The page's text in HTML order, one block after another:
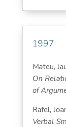
1997
Mateu,
On
of
Rafel,
Verbal